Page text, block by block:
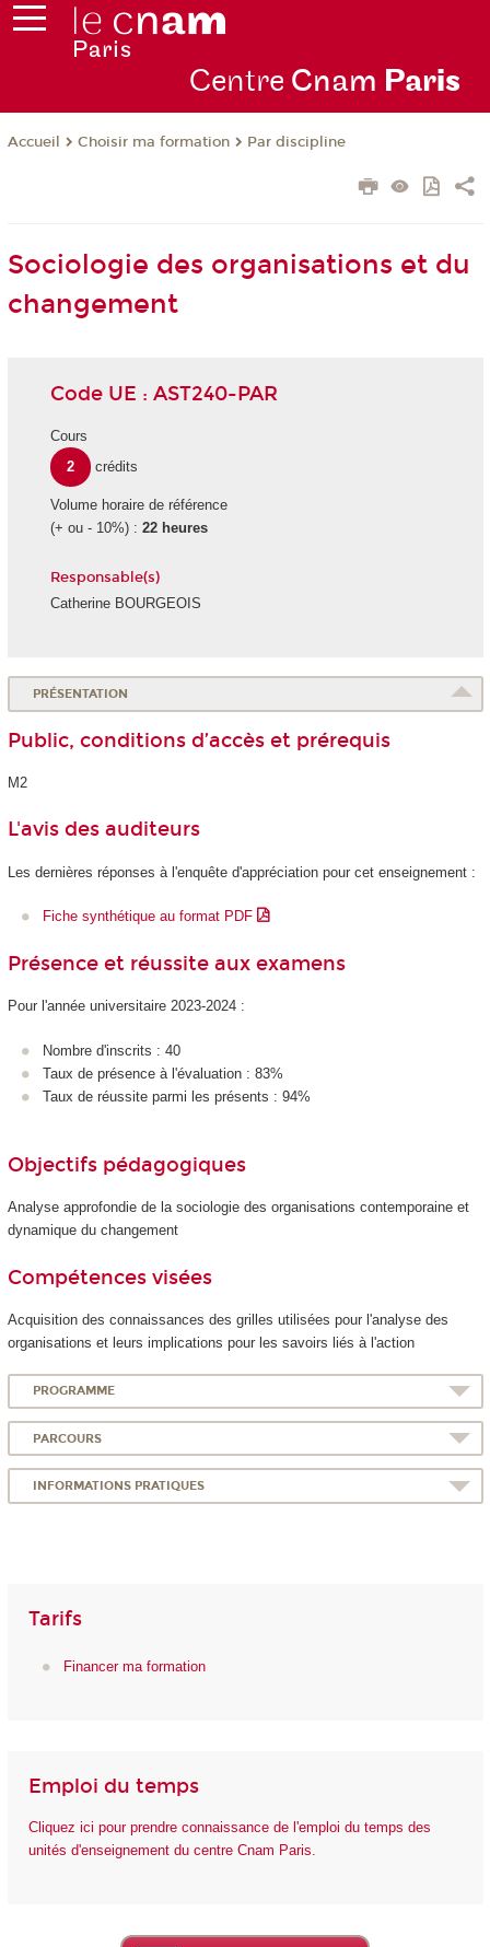
Centre Cnam Paris
Accueil Choisir ma formation Par discipline
Sociologie des organisations et du
changement
Code UE : AST240-PAR
Cours
2
crédits
Volume horaire de référence
(+ ou - 10%) : 22 heures
Responsable(s)
Catherine BOURGEOIS
PRÉSENTATION
Public, conditions d’accès et prérequis
M2
L'avis des auditeurs
Les dernières réponses à l'enquête d'appréciation pour cet enseignement :
Fiche synthétique au format PDF
Présence et réussite aux examens
Pour l'année universitaire 2023-2024 :
Nombre d'inscrits : 40
Taux de présence à l'évaluation : 83%
Taux de réussite parmi les présents : 94%
Objectifs pédagogiques
Analyse approfondie de la sociologie des organisations contemporaine et
dynamique du changement
Compétences visées
Acquisition des connaissances des grilles utilisées pour l'analyse des
organisations et leurs implications pour les savoirs liés à l'action
PROGRAMME
PARCOURS
INFORMATIONS PRATIQUES
Tarifs
Financer ma formation
Emploi du temps
Cliquez ici pour prendre connaissance de l'emploi du temps des
unités d'enseignement du centre Cnam Paris.